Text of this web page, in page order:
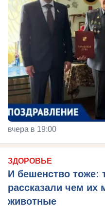
вчера в 19:00
ЗДОРОВЬЕ
И бешенство тоже:
рассказали чем их
животные